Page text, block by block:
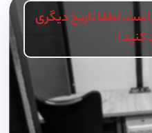
لطفا تاریخ دیگری
کنید !